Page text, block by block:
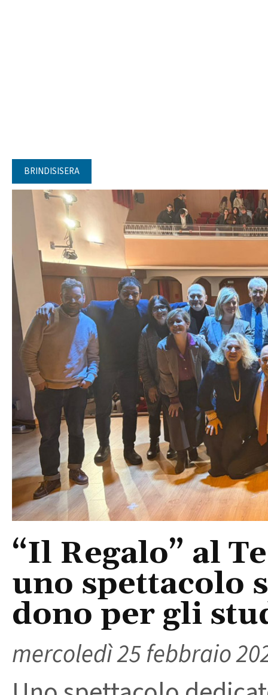
BRINDISISERA
“Il Regalo” al
uno spettacolo
dono per gli
mercoledì 25 febbraio